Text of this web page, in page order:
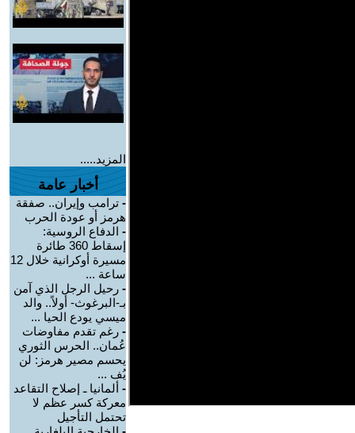
المزيد.....
أخبار عامة
- ترامب وإيران.. صفقة
هرمز أو عودة الحرب
- الدفاع الروسية:
إسقاط 360 طائرة
مسيرة أوكرانية خلال 12
ساعة ...
- رحيل الرجل الذي آمن
بـ-البرغوث- أولاً.. والد
ميسي يودع الحيا ...
- رغم تقدم مفاوضات
عُمان.. الحرس الثوري
يحسم مصير هرمز: لن
يُف ...
- ألمانيا ـ إصلاح التقاعد
معركة كسر عظم لا
تحتمل التأجيل